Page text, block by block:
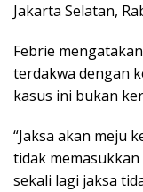
Jakarta Selatan,
Febrie
terdakwa dengan
kasus ini bukan
“Jaksa akan meju
tidak
sekali lagi jaksa